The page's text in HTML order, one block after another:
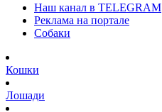
Наш канал в TELEGRAM
Реклама на портале
Собаки
Кошки
Лошади